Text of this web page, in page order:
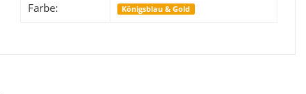
Farbe: Königsblau & Gold